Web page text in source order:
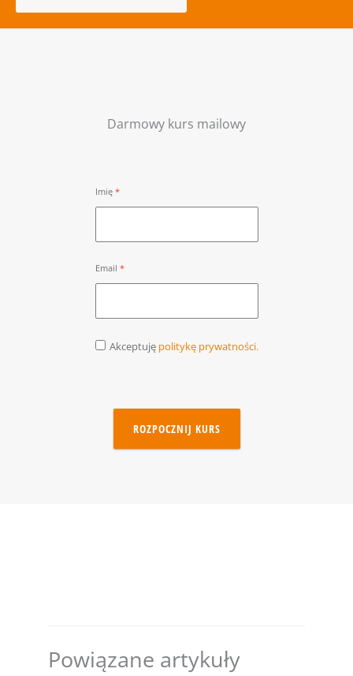
Darmowy kurs mailowy
Imię
Email
Akceptuję politykę prywatności.
ROZPOCZNIJ KURS
Powiązane artykuły